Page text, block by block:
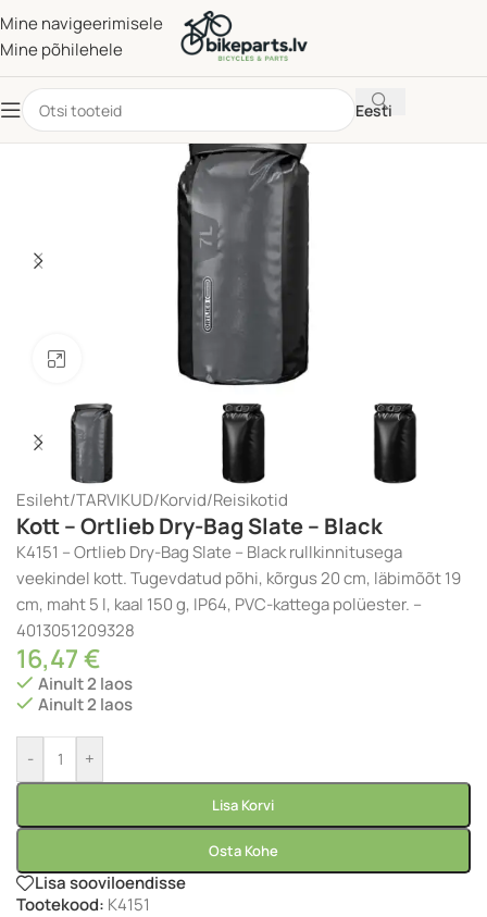
Mine navigeerimisele
Mine põhilehele
Eesti
Klõpsake suurendamiseks
Esileht/TARVIKUD/Korvid/Reisikotid
Kott – Ortlieb Dry-Bag Slate – Black
K4151 – Ortlieb Dry-Bag Slate – Black rullkinnitusega
veekindel kott. Tugevdatud põhi, kõrgus 20 cm, läbimõõt 19
cm, maht 5 l, kaal 150 g, IP64, PVC-kattega polüester. –
4013051209328
16,47€
Ainult 2 laos
Ainult 2 laos
- +
Lisa Korvi
Osta Kohe
Lisa sooviloendisse
Tootekood: K4151